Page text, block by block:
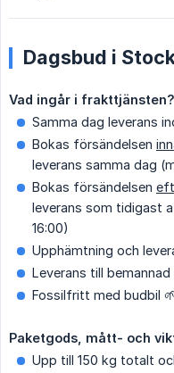
Dagsbud i
Vad ingår i frakttjänsten?
Samma dag leverans
Bokas försändelsen
leverans samma dag
Bokas försändelsen
leverans som tidigast
16:00)
Upphämtning och
Leverans till
Fossilfritt med budbil
Paketgods, mått- och
Upp till 150 kg totalt